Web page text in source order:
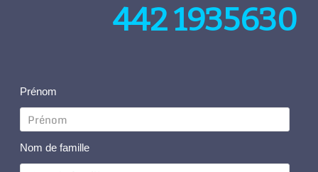
442 1935630
Prénom
Nom de famille